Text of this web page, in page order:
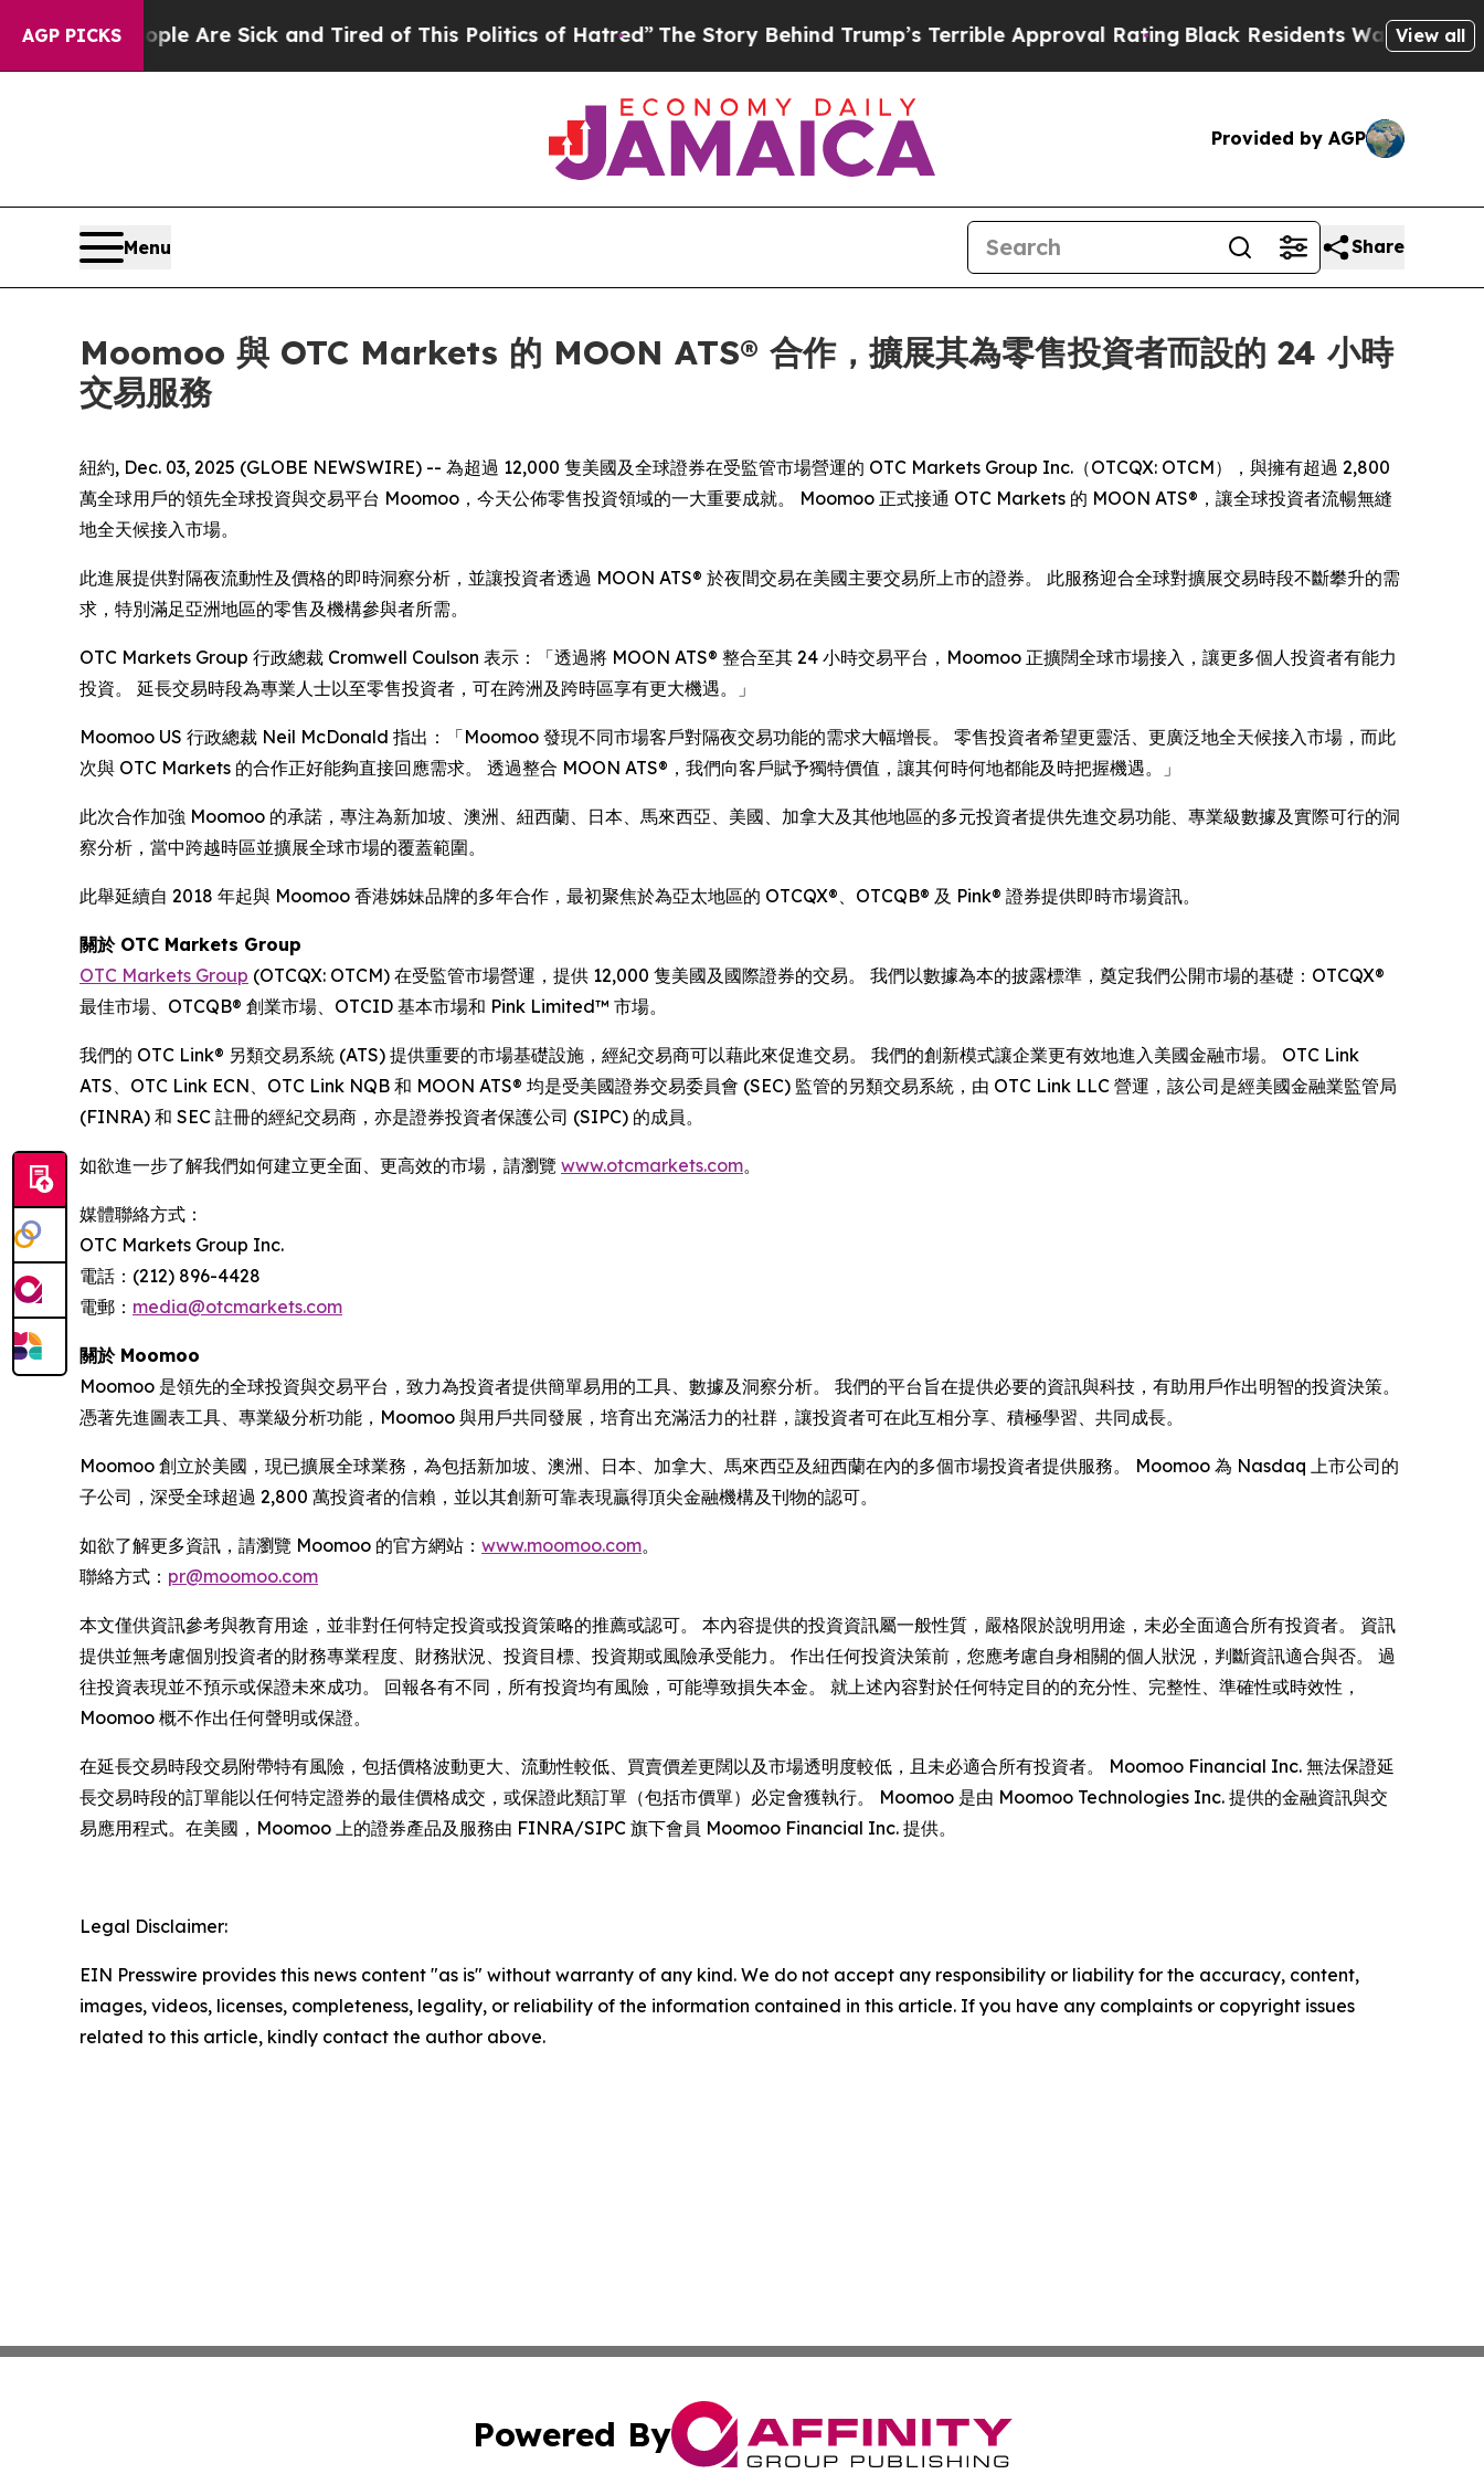
AGP PICKS
“People Are Sick and Tired of This Politics of Hatred”The Story Behind Trump’s Terrible Approval Rating Black Residents Warned of View all
Provided by AGP
Menu Share
Moomoo 與 OTC Markets 的 MOON ATS® 合作，擴展其為零售投資者而設的 24 小時
交易服務
紐約, Dec. 03, 2025 (GLOBE NEWSWIRE) -- 為超過 12,000 隻美國及全球證券在受監管市場營運的 OTC Markets Group Inc.（OTCQX: OTCM），與擁有超過 2,800
萬全球用戶的領先全球投資與交易平台 Moomoo，今天公佈零售投資領域的一大重要成就。 Moomoo 正式接通 OTC Markets 的 MOON ATS®，讓全球投資者流暢無縫
地全天候接入市場。
此進展提供對隔夜流動性及價格的即時洞察分析，並讓投資者透過 MOON ATS® 於夜間交易在美國主要交易所上市的證券。 此服務迎合全球對擴展交易時段不斷攀升的需
求，特別滿足亞洲地區的零售及機構參與者所需。
OTC Markets Group 行政總裁 Cromwell Coulson 表示：「透過將 MOON ATS® 整合至其 24 小時交易平台，Moomoo 正擴闊全球市場接入，讓更多個人投資者有能力
投資。 延長交易時段為專業人士以至零售投資者，可在跨洲及跨時區享有更大機遇。」
Moomoo US 行政總裁 Neil McDonald 指出：「Moomoo 發現不同市場客戶對隔夜交易功能的需求大幅增長。 零售投資者希望更靈活、更廣泛地全天候接入市場，而此
次與 OTC Markets 的合作正好能夠直接回應需求。 透過整合 MOON ATS®，我們向客戶賦予獨特價值，讓其何時何地都能及時把握機遇。」
此次合作加強 Moomoo 的承諾，專注為新加坡、澳洲、紐西蘭、日本、馬來西亞、美國、加拿大及其他地區的多元投資者提供先進交易功能、專業級數據及實際可行的洞
察分析，當中跨越時區並擴展全球市場的覆蓋範圍。
此舉延續自 2018 年起與 Moomoo 香港姊妹品牌的多年合作，最初聚焦於為亞太地區的 OTCQX®、OTCQB® 及 Pink® 證券提供即時市場資訊。
關於 OTC Markets Group
OTC Markets Group (OTCQX: OTCM) 在受監管市場營運，提供 12,000 隻美國及國際證券的交易。 我們以數據為本的披露標準，奠定我們公開市場的基礎：OTCQX®
最佳市場、OTCQB® 創業市場、OTCID 基本市場和 Pink Limited™ 市場。
我們的 OTC Link® 另類交易系統 (ATS) 提供重要的市場基礎設施，經紀交易商可以藉此來促進交易。 我們的創新模式讓企業更有效地進入美國金融市場。 OTC Link
ATS、OTC Link ECN、OTC Link NQB 和 MOON ATS® 均是受美國證券交易委員會 (SEC) 監管的另類交易系統，由 OTC Link LLC 營運，該公司是經美國金融業監管局
(FINRA) 和 SEC 註冊的經紀交易商，亦是證券投資者保護公司 (SIPC) 的成員。
如欲進一步了解我們如何建立更全面、更高效的市場，請瀏覽 www.otcmarkets.com。
媒體聯絡方式：
OTC Markets Group Inc.
電話：(212) 896-4428
電郵： media@otcmarkets.com
關於 Moomoo
Moomoo 是領先的全球投資與交易平台，致力為投資者提供簡單易用的工具、數據及洞察分析。 我們的平台旨在提供必要的資訊與科技，有助用戶作出明智的投資決策。
憑著先進圖表工具、專業級分析功能，Moomoo 與用戶共同發展，培育出充滿活力的社群，讓投資者可在此互相分享、積極學習、共同成長。
Moomoo 創立於美國，現已擴展全球業務，為包括新加坡、澳洲、日本、加拿大、馬來西亞及紐西蘭在內的多個市場投資者提供服務。 Moomoo 為 Nasdaq 上市公司的
子公司，深受全球超過 2,800 萬投資者的信賴，並以其創新可靠表現贏得頂尖金融機構及刊物的認可。
如欲了解更多資訊，請瀏覽 Moomoo 的官方網站： www.moomoo.com。
聯絡方式： pr@moomoo.com
本文僅供資訊參考與教育用途，並非對任何特定投資或投資策略的推薦或認可。 本內容提供的投資資訊屬一般性質，嚴格限於說明用途，未必全面適合所有投資者。 資訊
提供並無考慮個別投資者的財務專業程度、財務狀況、投資目標、投資期或風險承受能力。 作出任何投資決策前，您應考慮自身相關的個人狀況，判斷資訊適合與否。 過
往投資表現並不預示或保證未來成功。 回報各有不同，所有投資均有風險，可能導致損失本金。 就上述內容對於任何特定目的的充分性、完整性、準確性或時效性，
Moomoo 概不作出任何聲明或保證。
在延長交易時段交易附帶特有風險，包括價格波動更大、流動性較低、買賣價差更闊以及市場透明度較低，且未必適合所有投資者。 Moomoo Financial Inc. 無法保證延
長交易時段的訂單能以任何特定證券的最佳價格成交，或保證此類訂單（包括市價單）必定會獲執行。 Moomoo 是由 Moomoo Technologies Inc. 提供的金融資訊與交
易應用程式。在美國，Moomoo 上的證券產品及服務由 FINRA/SIPC 旗下會員 Moomoo Financial Inc. 提供。
Legal Disclaimer:
EIN Presswire provides this news content "as is" without warranty of any kind. We do not accept any responsibility or liability for the accuracy, content,
images, videos, licenses, completeness, legality, or reliability of the information contained in this article. If you have any complaints or copyright issues
related to this article, kindly contact the author above.
Powered By